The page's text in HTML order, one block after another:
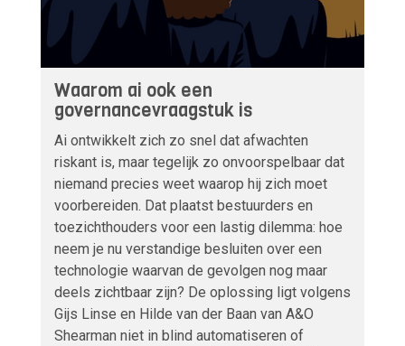
Waarom ai ook een
governancevraagstuk is
Ai ontwikkelt zich zo snel dat afwachten
riskant is, maar tegelijk zo onvoorspelbaar dat
niemand precies weet waarop hij zich moet
voorbereiden. Dat plaatst bestuurders en
toezichthouders voor een lastig dilemma: hoe
neem je nu verstandige besluiten over een
technologie waarvan de gevolgen nog maar
deels zichtbaar zijn? De oplossing ligt volgens
Gijs Linse en Hilde van der Baan van A&O
Shearman niet in blind automatiseren of